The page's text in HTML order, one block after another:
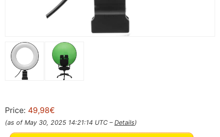
Price: 49,98€
(as of May 30, 2025 14:21:14 UTC – Details)